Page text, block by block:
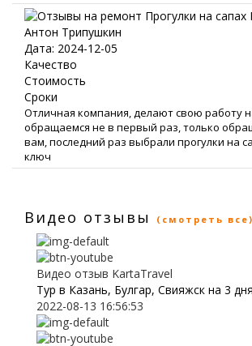
Антон Трипушкин
Дата: 2024-12-05
Качество
Стоимость
Сроки
Отличная компания, делают свою работу
обращаемся не в первый раз, только
вам, последний раз выбрали прогулки на
ключ
Видео отзывы (смотреть все)
Видео отзыв KartaTravel
Тур в Казань, Булгар, Свияжск на 3 дня
2022-08-13 16:56:53